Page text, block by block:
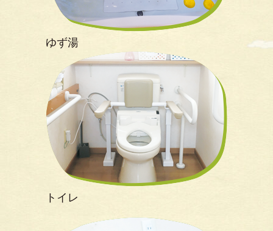
ゆず湯
トイレ